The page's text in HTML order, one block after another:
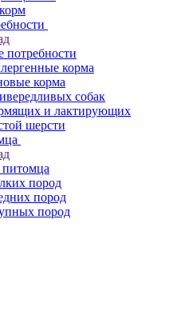
потребности
корма
корма
собак
и лактирующих
шерсти
питомца
пород
пород
пород